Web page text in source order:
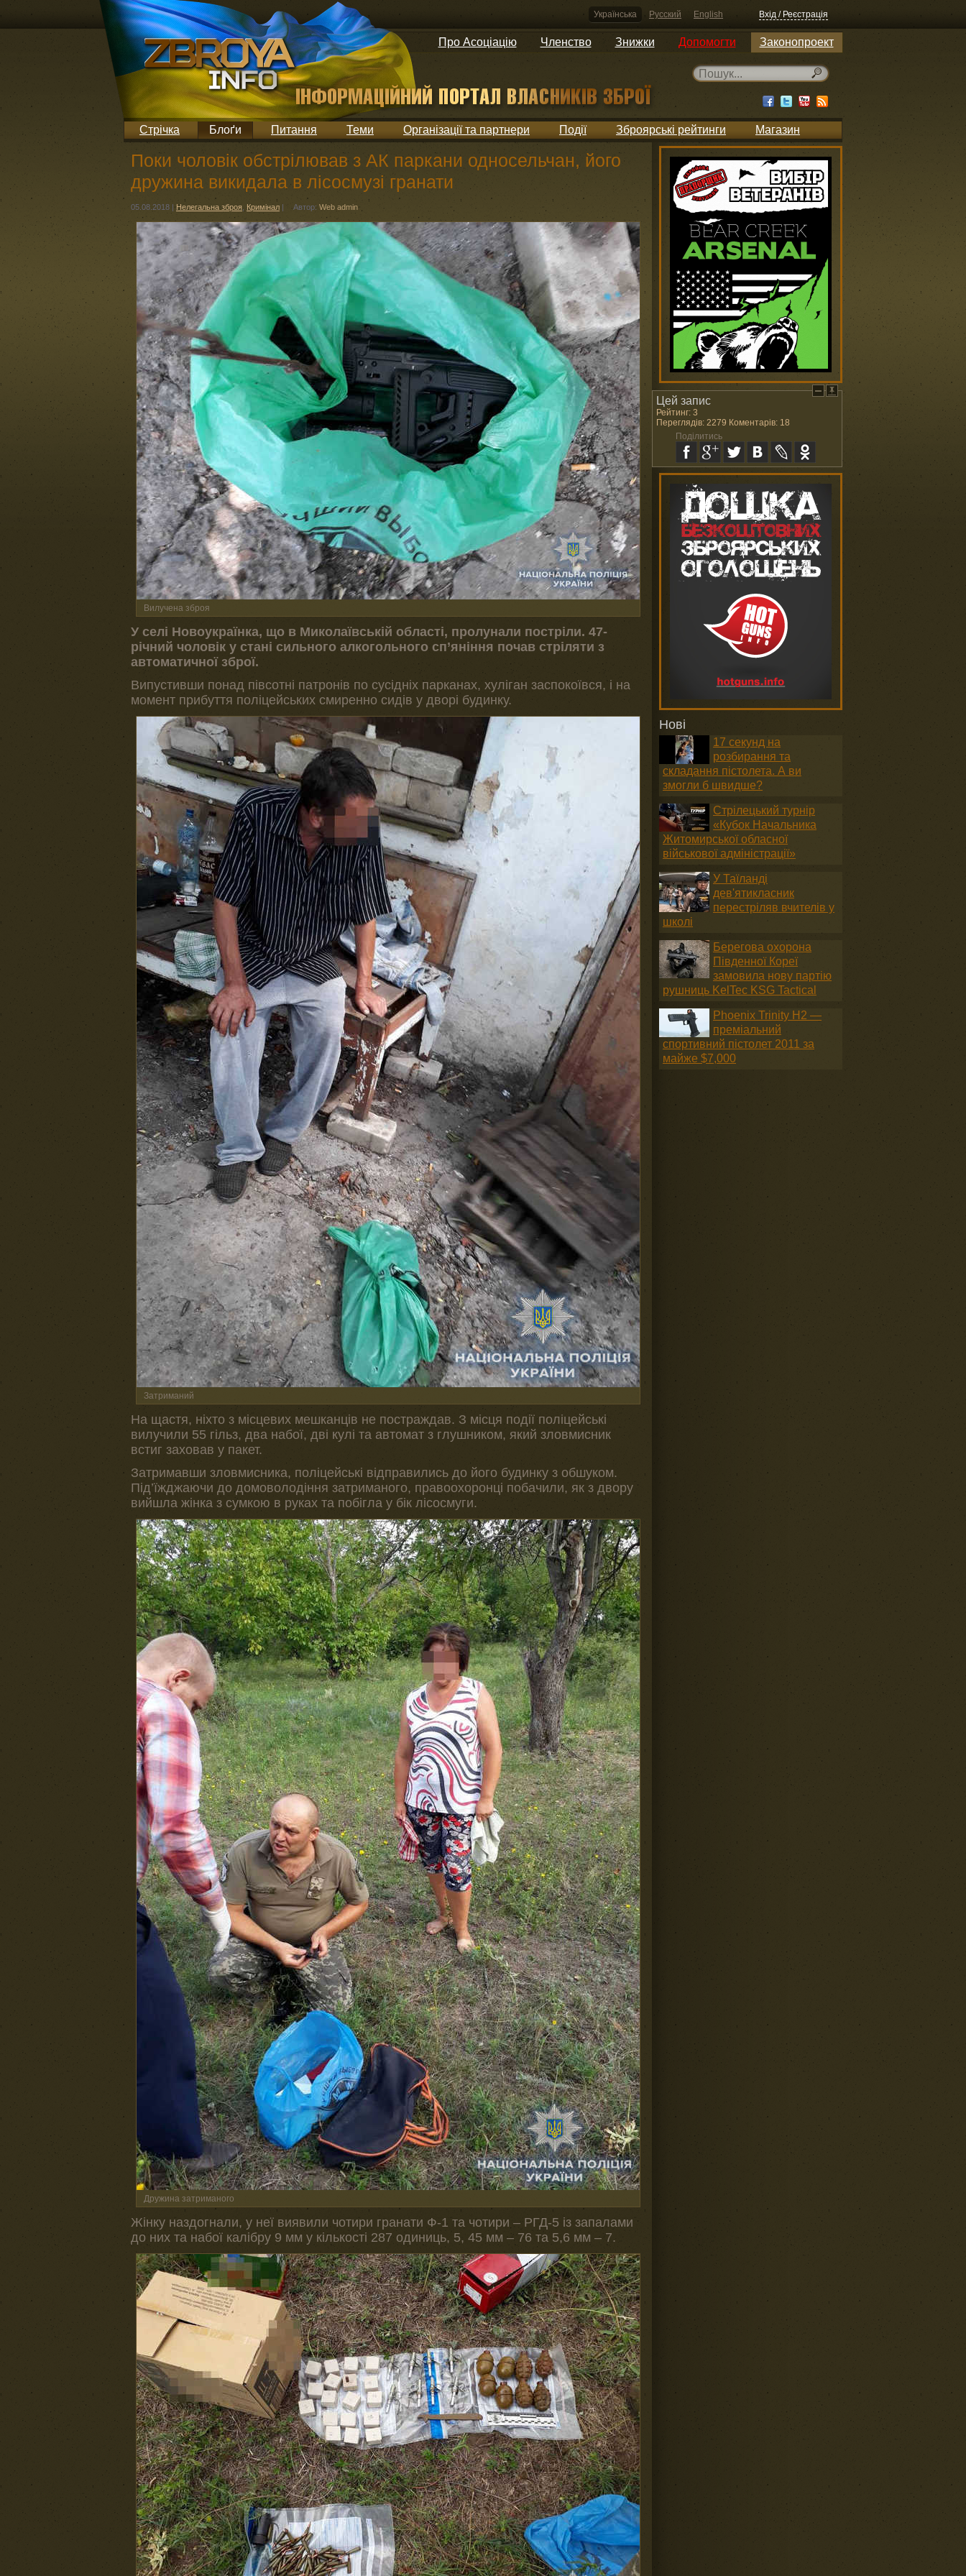
Українська Русский English Вхід / Реєстрація
Про Асоціацію Членство Знижки Допомогти Законопроект
Стрічка Блоґи Питання Теми Організації та партнери Події Зброярські рейтинги Магазин
Поки чоловік обстрілював з АК паркани односельчан, його
дружина викидала в лісосмузі гранати
05.08.2018 | Нелегальна зброя Кримінал | Автор: Web admin
Вилучена зброя
У селі Новоукраїнка, що в Миколаївській області, пролунали постріли. 47-
річний чоловік у стані сильного алкогольного сп’яніння почав стріляти з
автоматичної зброї.
Випустивши понад півсотні патронів по сусідніх парканах, хуліган заспокоївся, і на
момент прибуття поліцейських смиренно сидів у дворі будинку.
Затриманий
На щастя, ніхто з місцевих мешканців не постраждав. З місця події поліцейські
вилучили 55 гільз, два набої, дві кулі та автомат з глушником, який зловмисник
встиг заховав у пакет.
Затримавши зловмисника, поліцейські відправились до його будинку з обшуком.
Під’їжджаючи до домоволодіння затриманого, правоохоронці побачили, як з двору
вийшла жінка з сумкою в руках та побігла у бік лісосмуги.
Дружина затриманого
Жінку наздогнали, у неї виявили чотири гранати Ф-1 та чотири – РГД-5 із запалами
до них та набої калібру 9 мм у кількості 287 одиниць, 5, 45 мм – 76 та 5,6 мм – 7.
Нові
17 секунд на
розбирання та
складання пістолета. А ви
змогли б швидше?
Стрілецький турнір
«Кубок Начальника
Житомирської обласної
військової адміністрації»
У Таїланді
дев'ятикласник
перестріляв вчителів у
школі
Берегова охорона
Південної Кореї
замовила нову партію
рушниць KelTec KSG Tactical
Phoenix Trinity H2 —
преміальний
спортивний пістолет 2011 за
майже $7,000
Цей запис
Рейтинг: 3
Переглядів: 2279 Коментарів: 18
Поділитись